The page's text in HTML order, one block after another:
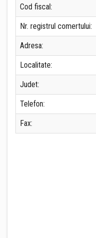
Cod fiscal:
Nr. registrul comertului:
Adresa:
Localitate:
Judet:
Telefon:
Fax: